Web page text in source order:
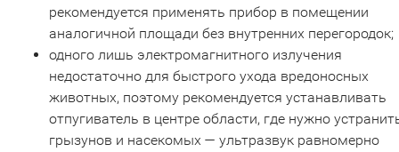
рекомендуется применять прибор в помещении
аналогичной площади без внутренних перегородок;
одного лишь электромагнитного излучения
недостаточно для быстрого ухода вредоносных
животных, поэтому рекомендуется устанавливать
отпугиватель в центре области, где нужно
грызунов и насекомых — ультразвук равномерно